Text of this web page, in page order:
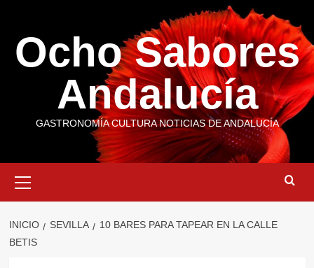
contenido
Ocho Sabores
Andalucía
GASTRONOMÍA CULTURA NOTICIAS DE ANDALUCÍA
primario
INICIO SEVILLA
10 BARES PARA TAPEAR EN LA CALLE
BETIS